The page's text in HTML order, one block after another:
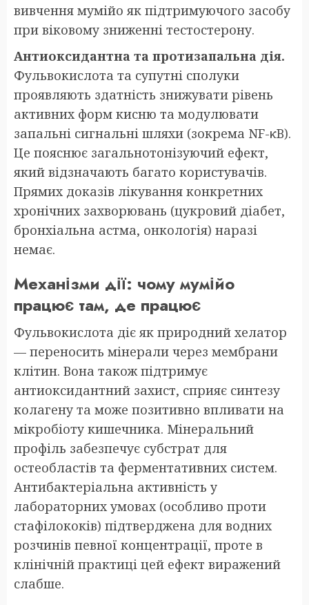
вивчення мумійо як підтримуючого засобу
при віковому зниженні тестостерону.
Антиоксидантна та протизапальна дія.
Фульвокислота та супутні сполуки
проявляють здатність знижувати рівень
активних форм кисню та модулювати
запальні сигнальні шляхи (зокрема NF-κB).
Це пояснює загальнотонізуючий ефект,
який відзначають багато користувачів.
Прямих доказів лікування конкретних
хронічних захворювань (цукровий діабет,
бронхіальна астма, онкологія) наразі
немає.
Механізми дії: чому мумійо
працює там, де працює
Фульвокислота діє як природний хелатор
— переносить мінерали через мембрани
клітин. Вона також підтримує
антиоксидантний захист, сприяє синтезу
колагену та може позитивно впливати на
мікробіоту кишечника. Мінеральний
профіль забезпечує субстрат для
остеобластів та ферментативних систем.
Антибактеріальна активність у
лабораторних умовах (особливо проти
стафілококів) підтверджена для водних
розчинів певної концентрації, проте в
клінічній практиці цей ефект виражений
слабше.